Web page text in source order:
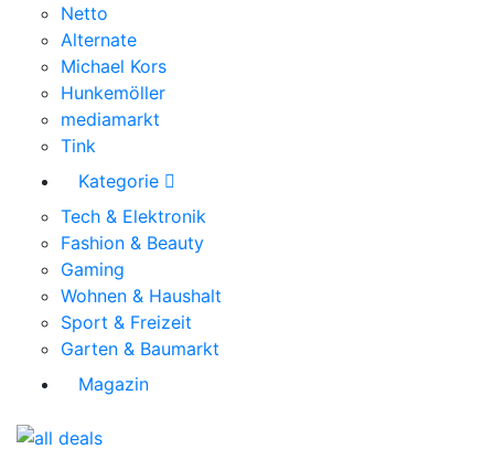
Netto
Alternate
Michael Kors
Hunkemöller
mediamarkt
Tink
Kategorie
Tech & Elektronik
Fashion & Beauty
Gaming
Wohnen & Haushalt
Sport & Freizeit
Garten & Baumarkt
Magazin